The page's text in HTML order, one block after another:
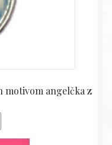
motivom angelčka z